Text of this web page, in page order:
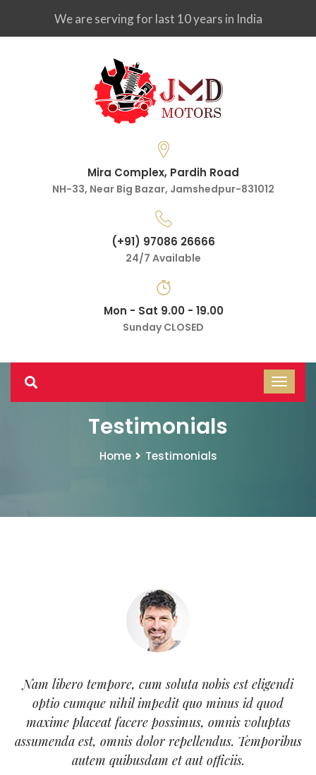
We are serving for last 10 years in India
Mira Complex, Pardih Road
NH-33, Near Big Bazar, Jamshedpur-831012
(+91) 97086 26666
24/7 Available
Mon - Sat 9.00 - 19.00
Sunday CLOSED
Testimonials
Home Testimonials
Nam libero tempore, cum soluta nobis est eligendi
optio cumque nihil impedit quo minus id quod
maxime placeat facere possimus, omnis voluptas
assumenda est, omnis dolor repellendus. Temporibus
autem quibusdam et aut officiis.